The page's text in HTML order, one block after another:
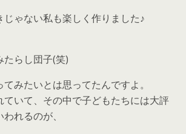
じゃない私も楽しく作りました♪
たらし団子(笑)
みたいとは思ってたんですよ。
ていて、その中で子どもたちには大評
れるのが、